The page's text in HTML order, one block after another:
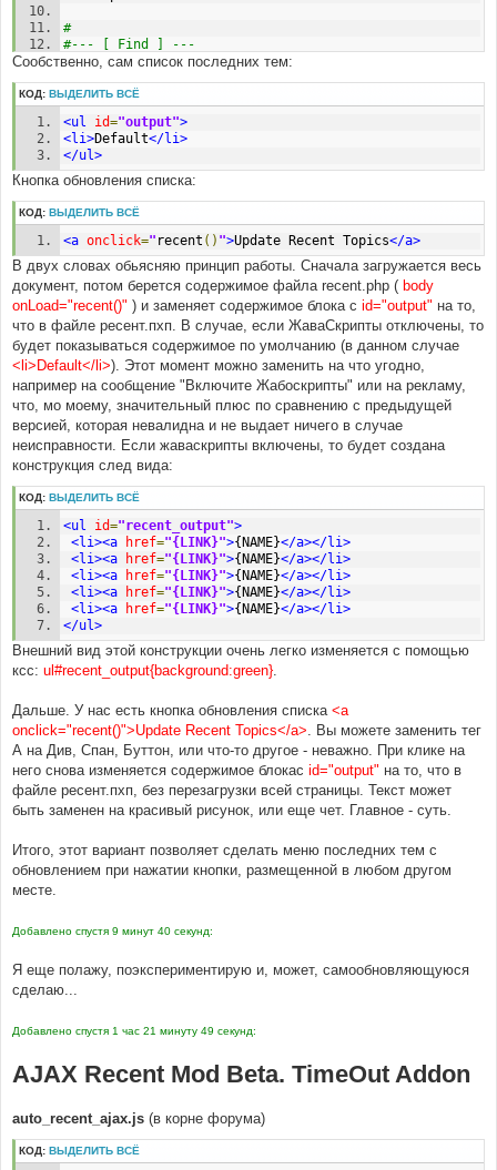
#
#--- [ Find ] ---
#
#
#--- [ In line, find ] ---
#
body
#--- [ After, add ] ---
#
onLoad="recent()"
Сообственно, сам список последних тем:
КОД: ВЫДЕЛИТЬ ВСЁ
<ul id="output">
<li>Default</li>
</ul>
Кнопка обновления списка:
КОД: ВЫДЕЛИТЬ ВСЁ
<a onclick=" recent () ">Update Recent Topics</a>
В двух словах обьясняю принцип работы. Сначала загружается весь
документ, потом берется содержимое файла recent.php ( body
onLoad="recent()" ) и заменяет содержимое блока с id="output" на то,
что в файле ресент.пхп. В случае, если ЖаваСкрипты отключены, то
будет показываться содержимое по умолчанию (в данном случае
<li>Default</li>). Этот момент можно заменить на что угодно,
например на сообщение "Включите Жабоскрипты" или на рекламу,
что, мо моему, значительный плюс по сравнению с предыдущей
версией, которая невалидна и не выдает ничего в случае
неисправности. Если жаваскрипты включены, то будет создана
конструкция след вида:
КОД: ВЫДЕЛИТЬ ВСЁ
<ul id="recent_output">
<li><a
href="{LINK}">{NAME}</a></li>
<li><a
href="{LINK}">{NAME}</a></li>
<li><a
href="{LINK}">{NAME}</a></li>
<li><a
href="{LINK}">{NAME}</a></li>
<li><a
href="{LINK}">{NAME}</a></li>
</ul>
Внешний вид этой конструкции очень легко изменяется с помощью
ксс: ul#recent_output{background:green}.
Дальше. У нас есть кнопка обновления списка <a
onclick="recent()">Update Recent Topics</a>. Вы можете заменить тег
А на Див, Спан, Буттон, или что-то другое - неважно. При клике на
него снова изменяется содержимое блокас id="output" на то, что в
файле ресент.пхп, без перезагрузки всей страницы. Текст может
быть заменен на красивый рисунок, или еще чет. Главное - суть.
Итого, этот вариант позволяет сделать меню последних тем с
обновлением при нажатии кнопки, размещенной в любом другом
месте.
Добавлено спустя 9 минут 40 секунд:
Я еще полажу, поэкспериментирую и, может, самообновляющуюся
сделаю...
Добавлено спустя 1 час 21 минуту 49 секунд:
AJAX Recent Mod Beta. TimeOut Addon
auto_recent_ajax.js (в корне форума)
КОД: ВЫДЕЛИТЬ ВСЁ